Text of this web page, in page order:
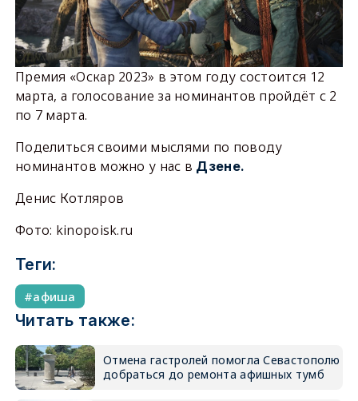
Премия «Оскар 2023» в этом году состоится 12
марта, а голосование за номинантов пройдёт с 2
по 7 марта.
Поделиться своими мыслями по поводу
номинантов можно у нас в Дзене.
Денис Котляров
Фото: kinopoisk.ru
Теги:
афиша
Читать также:
Отмена гастролей помогла Севастополю
добраться до ремонта афишных тумб